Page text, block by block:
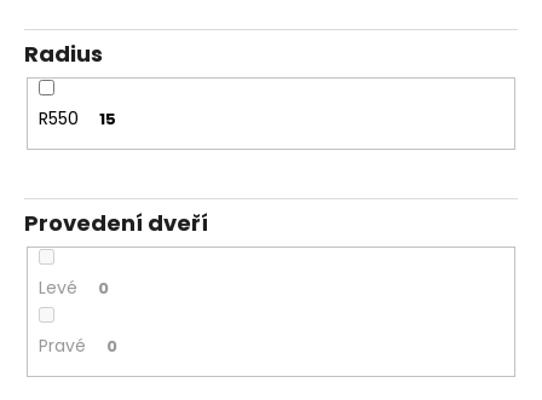
Radius
R550 15
Provedení dveří
Levé 0
Pravé 0